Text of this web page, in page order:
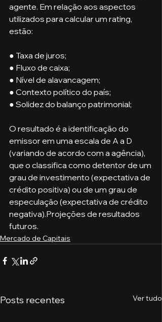
agente. Em relação aos aspectos
utilizados para calcular um rating,
estão:
● Taxa de juros;
● Fluxo de caixa;
● Nível de alavancagem;
● Contexto político do país;
● Solidez do balanço patrimonial;
O resultado é a identificação do
emissor em uma escala de A a D
(variando de acordo com a agência),
que o classifica como detentor de um
grau de investimento (expectativa de
crédito positiva) ou de um grau de
especulação (expectativa de crédito
negativa).Projeções de resultados
futuros.
Mercado de Capitais
Posts recentes Ver tudo